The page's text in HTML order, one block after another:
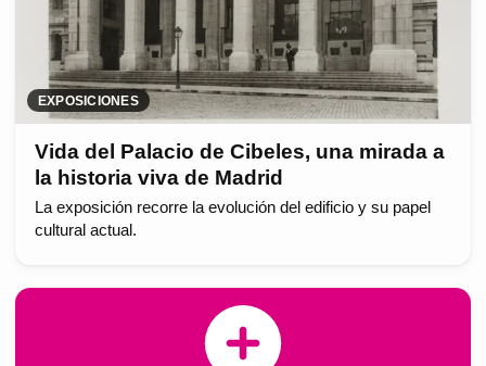
EXPOSICIONES
Vida del Palacio de Cibeles, una mirada a
la historia viva de Madrid
La exposición recorre la evolución del edificio y su papel
cultural actual.